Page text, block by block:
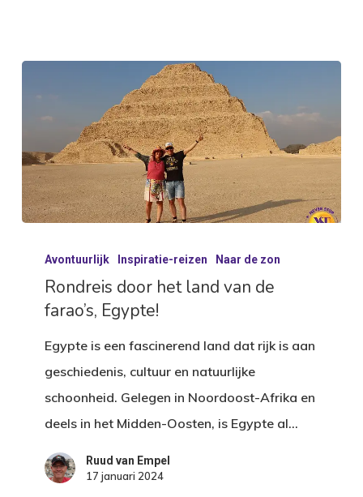
door
land
farao’s,
Egypte!
Avontuurlijk Inspiratie-reizen Naar de zon
Rondreis door het land van de
farao’s, Egypte!
Egypte is een fascinerend land dat rijk is aan
geschiedenis, cultuur en natuurlijke
schoonheid. Gelegen in Noordoost-Afrika en
deels in het Midden-Oosten, is Egypte al…
Ruud van Empel
17 januari 2024